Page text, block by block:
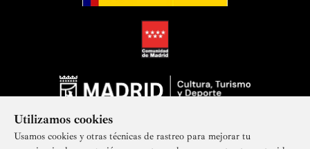
Utilizamos cookies
Usamos cookies y otras técnicas de rastreo para mejorar tu